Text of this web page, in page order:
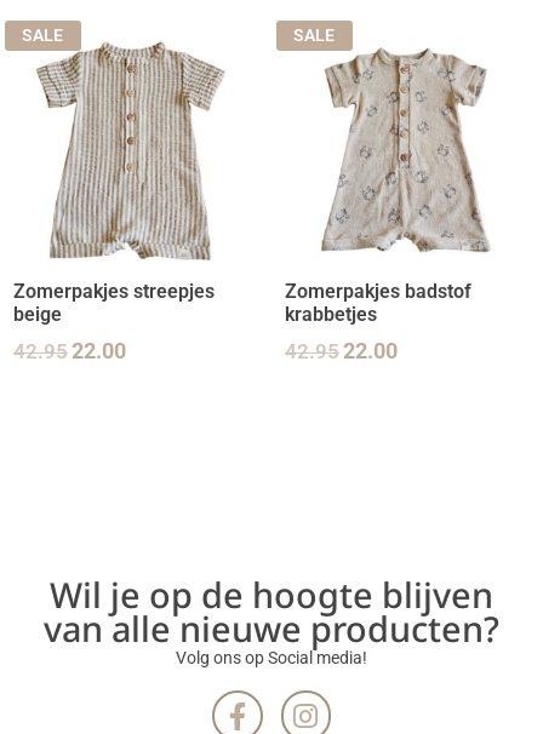
SALE
Zomerpakjes streepjes
beige
42.9522.00
SALE
Zomerpakjes badstof
krabbetjes
42.9522.00
Wil je op de hoogte blijven
van alle nieuwe producten?
Volg ons op Social media!